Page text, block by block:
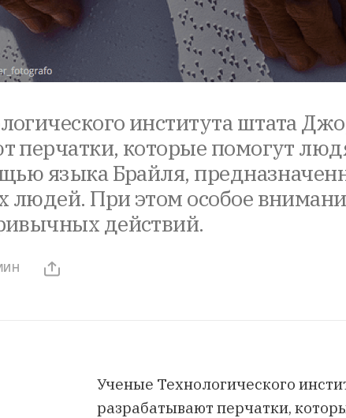
института штата
перчатки, которые помогут
языка Брайля,
людей. При этом особое
действий.
Ученые Технологического
разрабатывают перчатки,